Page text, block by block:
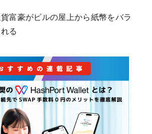
富豪がビルの屋上から紙幣をバラ
る